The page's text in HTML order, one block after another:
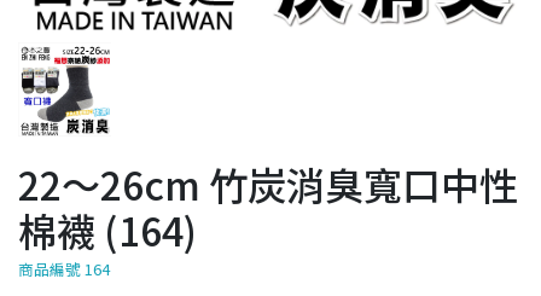
22～26cm 竹炭消臭寬口中性
棉襪 (164)
商品編號 164